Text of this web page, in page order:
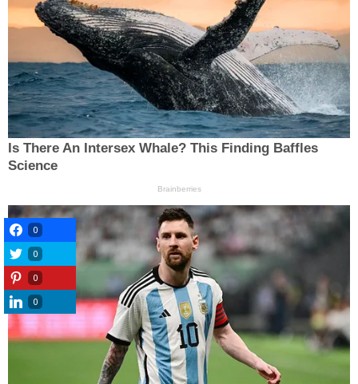
0
0
0
0